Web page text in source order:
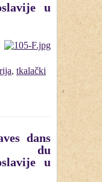
u
, tkalački
dans
du
u